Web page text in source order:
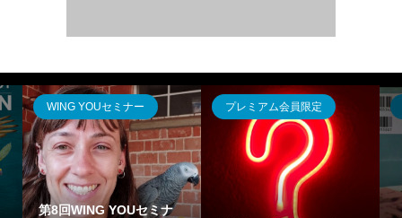
WING YOUセミナー
第8回WING YOUセミナ
プレミアム会員限定